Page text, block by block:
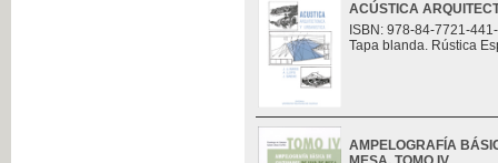
ACÚSTICA
ISBN: 978-84-7721-
Tapa blanda. Rústica
AMPELOGRAFÍA